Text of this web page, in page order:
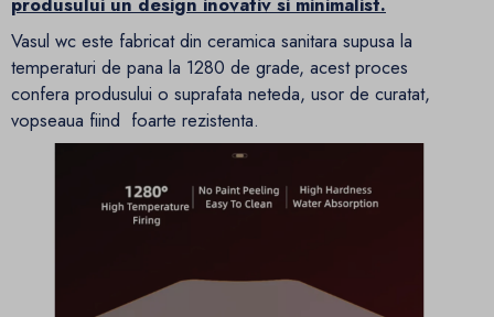
Vasul wc este fabricat din ceramica sanitara supusa la
temperaturi de pana la 1280 de grade, acest proces
confera produsului o suprafata neteda, usor de curatat,
vopseaua fiind foarte rezistenta.